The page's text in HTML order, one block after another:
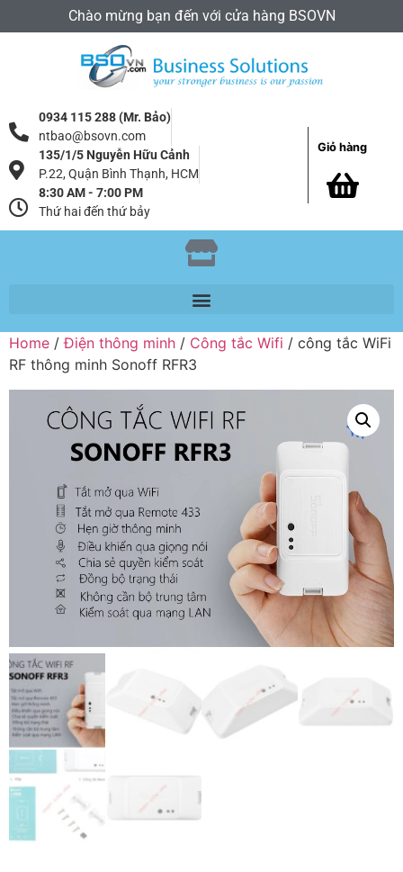
Chào mừng bạn đến với cửa hàng BSOVN
0934 115 288 (Mr. Bảo)
ntbao@bsovn.com
135/1/5 Nguyễn Hữu Cảnh
P.22, Quận Bình Thạnh, HCM
8:30 AM - 7:00 PM
Thứ hai đến thứ bảy
Giỏ hàng
Home /Điện thông minh / Công tắc Wifi / công tắc WiFi
RF thông minh Sonoff RFR3